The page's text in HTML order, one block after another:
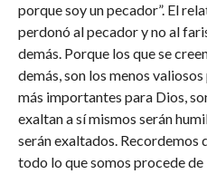
porque soy un pecador”. El
perdonó al pecador y no al
demás. Porque los que se
demás, son los menos
más importantes para Dios,
exaltan a sí mismos serán
serán exaltados. Recordemos
todo lo que somos procede de